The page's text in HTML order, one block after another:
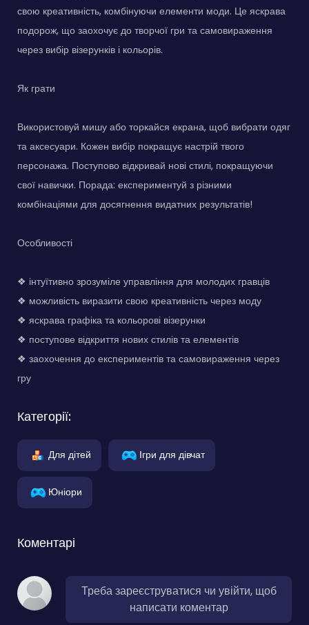
свою креативність, комбінуючи елементи моди. Це яскрава
подорож, що заохочує до творчої гри та самовираження
через вибір візерунків і кольорів.
Як грати
Використовуй мишу або торкайся екрана, щоб вибрати одяг
та аксесуари. Кожен вибір покращує настрій твого
персонажа. Поступово відкривай нові стилі, покращуючи
свої навички. Порада: експериментуй з різними
комбінаціями для досягнення видатних результатів!
Особливості
❖ інтуїтивно зрозуміле управління для молодих гравців
❖ можливість виразити свою креативність через моду
❖ яскрава графіка та кольорові візерунки
❖ поступове відкриття нових стилів та елементів
❖ заохочення до експериментів та самовираження через
гру
Категорії:
Для дітей Ігри для дівчат
Юніори
Коментарі
Треба зареєструватися чи увійти, щоб
написати коментар